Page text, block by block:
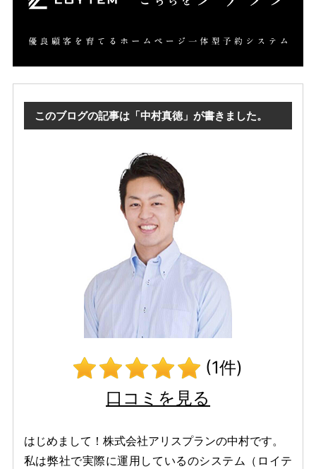
このブログの記事は「中村真徳」が書きました。
(1件)
口コミを見る
はじめまして！株式会社アリスプランの中村です。
私は弊社で実際に運用しているのシステム（ロイテ